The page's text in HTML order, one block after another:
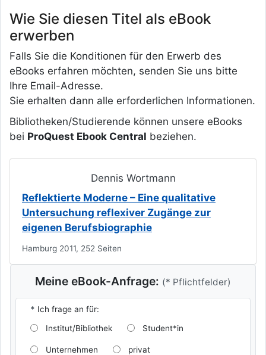
Wie Sie diesen Titel als eBook
erwerben
Falls Sie die Konditionen für den Erwerb des
eBooks erfahren möchten, senden Sie uns bitte
Ihre Email-Adresse.
Sie erhalten dann alle erforderlichen Informationen.
Bibliotheken/Studierende können unsere eBooks
bei ProQuest Ebook Central beziehen.
Dennis Wortmann
Reflektierte Moderne – Eine qualitative
Untersuchung reflexiver Zugänge zur
eigenen Berufsbiographie
Hamburg 2011, 252 Seiten
Meine eBook-Anfrage: (* Pflichtfelder)
* Ich frage an für:
Institut/Bibliothek
Student*in
Unternehmen privat